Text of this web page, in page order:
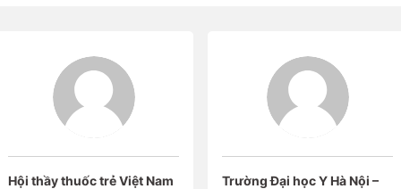
Hội thầy thuốc trẻ Việt Nam
Trường Đại học Y Hà Nội –